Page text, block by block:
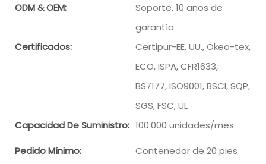
ODM & OEM:
Soporte, 10 años de
garantía
Certificados:
Certipur-EE. UU., Okeo-tex,
ECO, ISPA, CFR1633,
BS7177, ISO9001, BSCI, SQP,
SGS, FSC, UL
Capacidad De Suministro: 100.000 unidades/mes
Pedido Mínimo:
Contenedor de 20 pies